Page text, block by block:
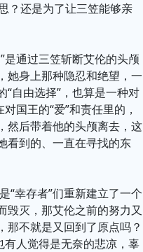
？还是为了让三笠能够亲
是通过三笠斩断艾伦的头颅
她身上那种隐忍和绝望，一
自由选择”，也算是一种对
国王的“爱”和责任里的，
然后带着他的头颅离去，这
看到的、一直在寻找的东
“幸存者”们重新建立了一个
毁灭，那艾伦之前的努力又
不就是又回到了原点吗？
有人觉得是无奈的悲凉，辜